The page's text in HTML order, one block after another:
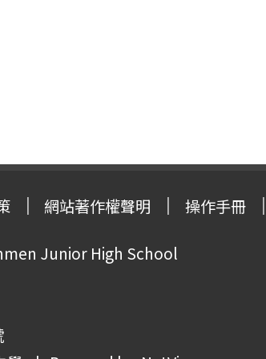
網站著作權聲明 操作手冊
Junior High School